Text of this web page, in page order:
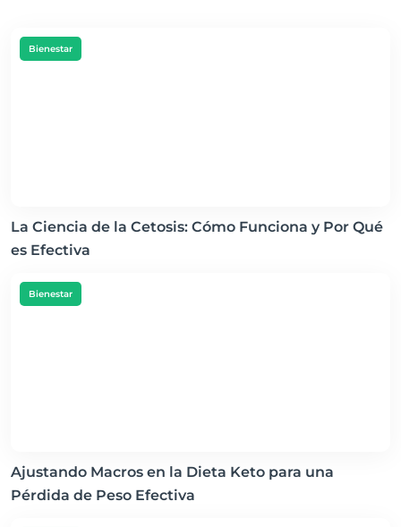
Bienestar
La Ciencia de la Cetosis: Cómo Funciona y Por Qué
es Efectiva
Bienestar
Ajustando Macros en la Dieta Keto para una
Pérdida de Peso Efectiva